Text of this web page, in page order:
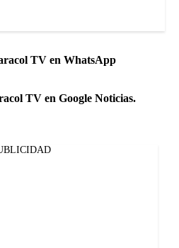
TV en WhatsApp
TV en Google Noticias.